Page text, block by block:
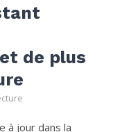
de plus
à jour dans la